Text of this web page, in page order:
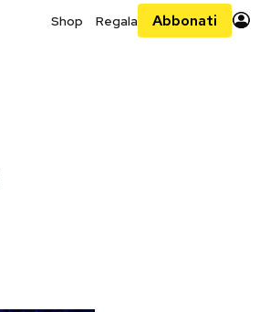
Shop Regala Abbonati